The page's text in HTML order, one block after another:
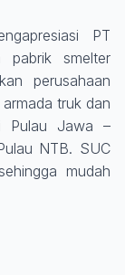
PT
pabrik smelter
perusahaan
truk dan
Pulau Jawa –
NTB. SUC
mudah